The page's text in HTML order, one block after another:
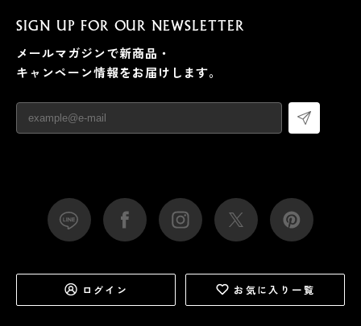
SIGN UP FOR OUR NEWSLETTER
メールマガジンで新商品・
キャンペーン情報をお届けします。
ログイン お気に入り一覧